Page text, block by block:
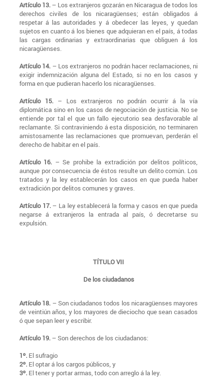
Artículo 13. – Los extranjeros gozarán en Nicaragua de todos los
derechos civiles de los nicaragüenses; están obligados á
respetar á las autoridades y á obedecer las leyes, y quedan
sujetos en cuanto á los bienes que adquieran en el país, á todas
las cargas ordinarias y extraordinarias que obliguen á los
nicaragüenses.
Artículo 14. – Los extranjeros no podrán hacer reclamaciones, ni
exigir indemnización alguna del Estado, si no en los casos y
forma en que pudieran hacerlo los nicaragüenses.
Artículo 15.– Los extranjeros no podrán ocurrir á la vía
diplomática sino en los casos de negociación de justicia. No se
entiende por tal el que un fallo ejecutorio sea desfavorable al
reclamante. Si contraviniendo á esta disposición, no terminaren
amistosamente las reclamaciones que promuevan, perderán el
derecho de habitar en el país.
Artículo 16. – Se prohibe la extradición por delitos políticos,
aunque por consecuencia de éstos resulte un delito común. Los
tratados y la ley establecerán los casos en que pueda haber
extradición por delitos comunes y graves.
Artículo 17.– La ley establecerá la forma y casos en que pueda
negarse á extranjeros la entrada al país, ó decretarse su
expulsión.
TÍTULO VII
De los ciudadanos
Artículo 18. – Son ciudadanos todos los nicaragüenses mayores
de veintiún años, y los mayores de dieciocho que sean casados
ó que sepan leer y escribir.
Artículo 19. – Son derechos de los ciudadanos:
1º. El sufragio
2º. El optar á los cargos públicos, y
3º. El tener y portar armas, todo con arreglo á la ley.